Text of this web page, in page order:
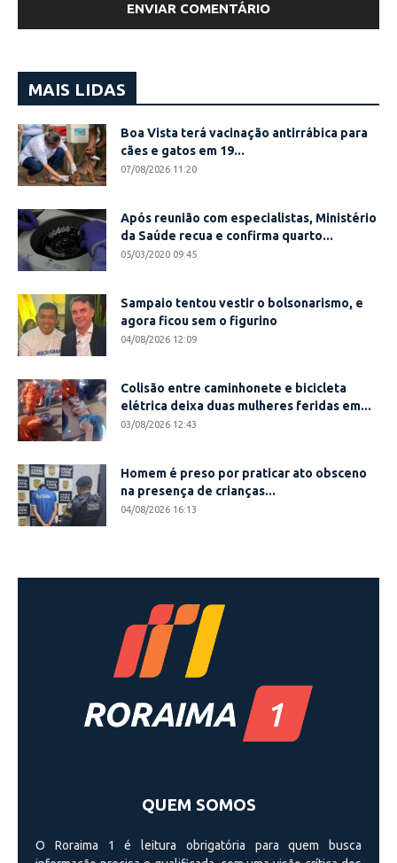
MAIS LIDAS
Boa Vista terá vacinação antirrábica para
cães e gatos em 19...
07/08/2026 11:20
Após reunião com especialistas, Ministério
da Saúde recua e confirma quarto...
05/03/2020 09:45
Sampaio tentou vestir o bolsonarismo, e
agora ficou sem o figurino
04/08/2026 12:09
Colisão entre caminhonete e bicicleta
elétrica deixa duas mulheres feridas em...
03/08/2026 12:43
Homem é preso por praticar ato obsceno
na presença de crianças...
04/08/2026 16:13
QUEM SOMOS
O Roraima 1 é leitura obrigatória para quem busca